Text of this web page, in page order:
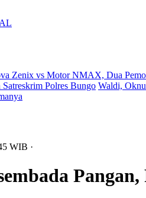
Zenix vs Motor NMAX, Dua
Polres Bungo Waldi,
WIB ·